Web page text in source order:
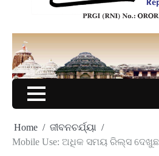
Home
ଜୀବନଚର୍ଯ୍ୟା
Mobile Use: ଅଧିକ ସମୟ ରିଲ୍ସ